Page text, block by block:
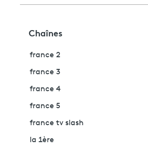
Chaînes
france 2
france 3
france 4
france 5
france tv slash
la 1ère